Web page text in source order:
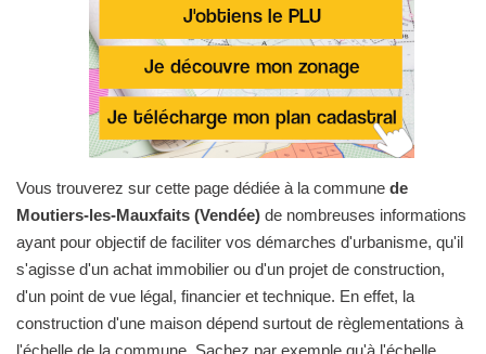
Vous trouverez sur cette page dédiée à la commune de
Moutiers-les-Mauxfaits (Vendée) de nombreuses informations
ayant pour objectif de faciliter vos démarches d'urbanisme, qu'il
s'agisse d'un achat immobilier ou d'un projet de construction,
d'un point de vue légal, financier et technique. En effet, la
construction d'une maison dépend surtout de règlementations à
l'échelle de la commune. Sachez par exemple qu'à l'échelle